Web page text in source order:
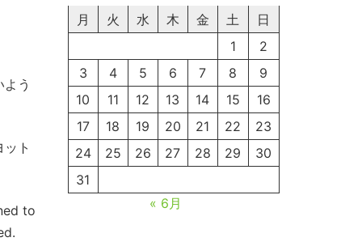
う
ト
to
月
火 水 木 金 土
日
1
2
3
4 5 6 7 8
9
10
11 12 13 14 15
16
17
18 19 20 21 22
23
24
25 26 27 28 29
30
31
« 6月